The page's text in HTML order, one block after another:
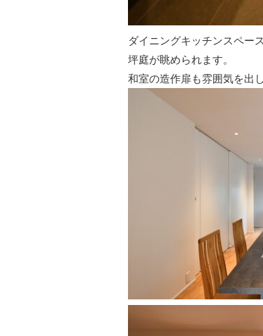
ダイニングキッチンスペー
坪庭が眺められます。
和室の造作扉も雰囲気を出